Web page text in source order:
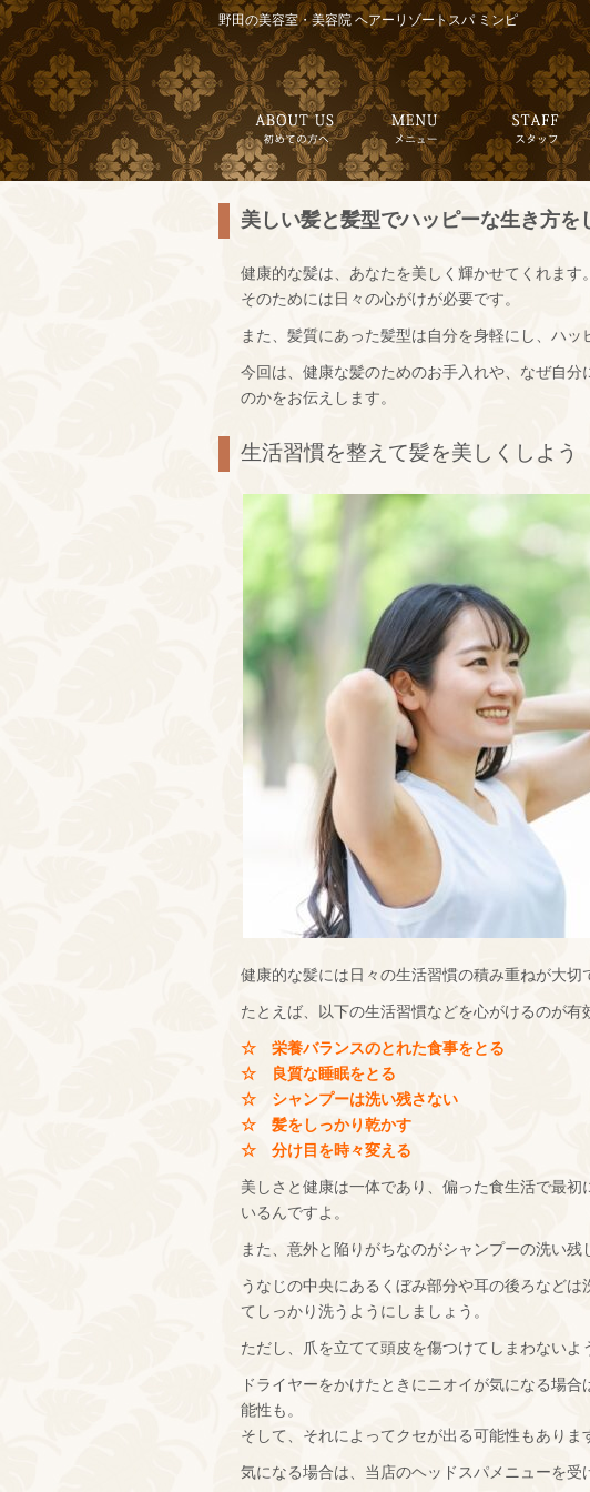
野田の美容室・美容院 ヘアーリゾートスパ ミンピ
美しい髪と髪型でハッピーな生き方を
健康的な髪は、あなたを美しく輝かせてくれます。
そのためには日々の心がけが必要です。
また、髪質にあった髪型は自分を身軽にし、ハッ
今回は、健康な髪のためのお手入れや、なぜ自
のかをお伝えします。
生活習慣を整えて髪を美しくしよう
健康的な髪には日々の生活習慣の積み重ねが大切
たとえば、以下の生活習慣などを心がけるのが有
☆ 栄養バランスのとれた食事をとる
☆ 良質な睡眠をとる
☆ シャンプーは洗い残さない
☆ 髪をしっかり乾かす
☆ 分け目を時々変える
美しさと健康は一体であり、偏った食生活で最
いるんですよ。
また、意外と陥りがちなのがシャンプーの洗い残
うなじの中央にあるくぼみ部分や耳の後ろなど
てしっかり洗うようにしましょう。
ただし、爪を立てて頭皮を傷つけてしまわないよ
ドライヤーをかけたときにニオイが気になる場
能性も。
そして、それによってクセが出る可能性もありま
気になる場合は、当店のヘッドスパメニューを受